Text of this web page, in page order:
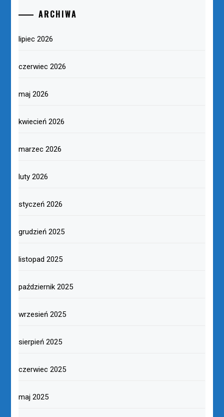
ARCHIWA
lipiec 2026
czerwiec 2026
maj 2026
kwiecień 2026
marzec 2026
luty 2026
styczeń 2026
grudzień 2025
listopad 2025
październik 2025
wrzesień 2025
sierpień 2025
czerwiec 2025
maj 2025